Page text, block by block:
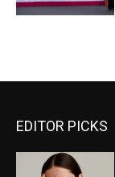
EDITOR PICKS